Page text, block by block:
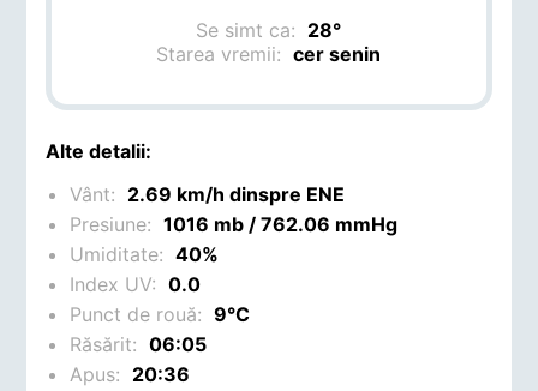
Se simt ca: 28°
Starea vremii:cer senin
Alte detalii:
Vânt: 2.69 km/h dinspre ENE
Presiune:1016 mb / 762.06 mmHg
Umiditate:40%
Index UV:0.0
Punct de rouă:9°C
Răsărit:06:05
Apus: 20:36